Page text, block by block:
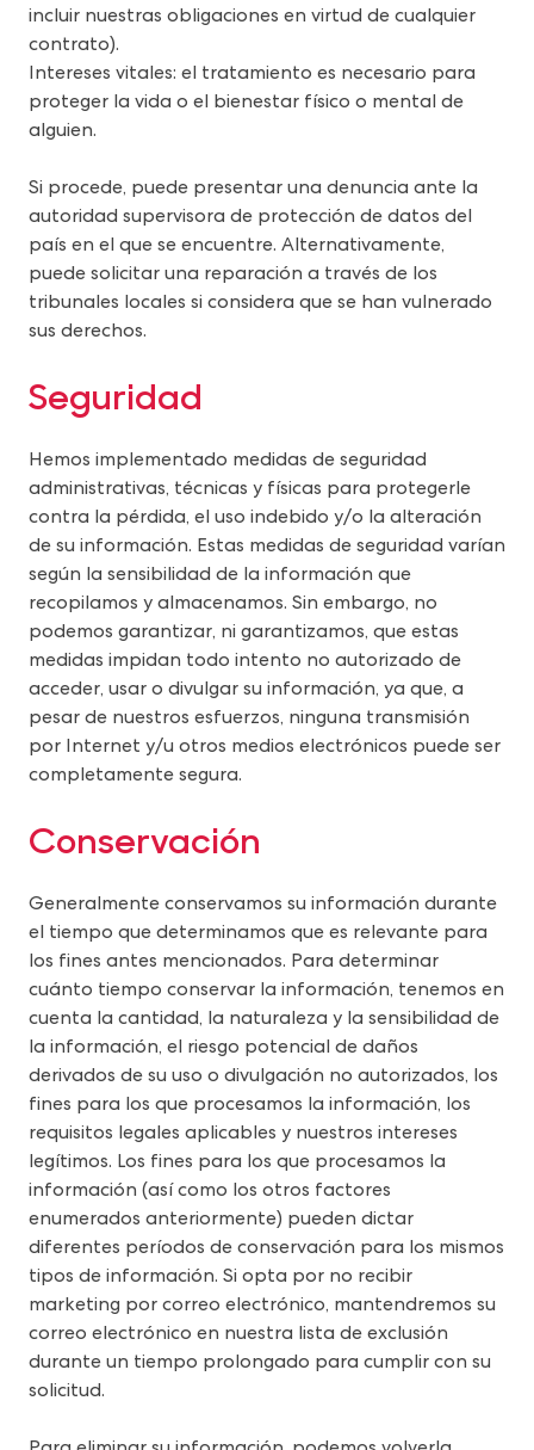
incluir nuestras obligaciones en virtud de cualquier
contrato).
Intereses vitales: el tratamiento es necesario para
proteger la vida o el bienestar físico o mental de
alguien.
Si procede, puede presentar una denuncia ante la
autoridad supervisora de protección de datos del
país en el que se encuentre. Alternativamente,
puede solicitar una reparación a través de los
tribunales locales si considera que se han vulnerado
sus derechos.
Seguridad
Hemos implementado medidas de seguridad
administrativas, técnicas y físicas para protegerle
contra la pérdida, el uso indebido y/o la alteración
de su información. Estas medidas de seguridad varían
según la sensibilidad de la información que
recopilamos y almacenamos. Sin embargo, no
podemos garantizar, ni garantizamos, que estas
medidas impidan todo intento no autorizado de
acceder, usar o divulgar su información, ya que, a
pesar de nuestros esfuerzos, ninguna transmisión
por Internet y/u otros medios electrónicos puede ser
completamente segura.
Conservación
Generalmente conservamos su información durante
el tiempo que determinamos que es relevante para
los fines antes mencionados. Para determinar
cuánto tiempo conservar la información, tenemos en
cuenta la cantidad, la naturaleza y la sensibilidad de
la información, el riesgo potencial de daños
derivados de su uso o divulgación no autorizados, los
fines para los que procesamos la información, los
requisitos legales aplicables y nuestros intereses
legítimos. Los fines para los que procesamos la
información (así como los otros factores
enumerados anteriormente) pueden dictar
diferentes períodos de conservación para los mismos
tipos de información. Si opta por no recibir
marketing por correo electrónico, mantendremos su
correo electrónico en nuestra lista de exclusión
durante un tiempo prolongado para cumplir con su
solicitud.